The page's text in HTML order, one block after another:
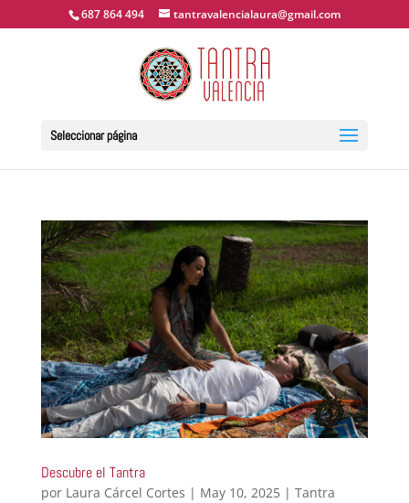
687 864 494 tantravalencialaura@gmail.com
Seleccionar página
Descubre el Tantra
por Laura Cárcel Cortes | May 10, 2025| Tantra